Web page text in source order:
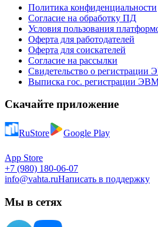
Политика конфиденциальности
Согласие на обработку ПД
Условия пользования
Оферта для работодателей
Оферта для соискателей
Согласие на рассылки
Свидетельство о регистрации
Выписка гос. регистрации
Скачайте приложение
RuStore Google Play
App Store
+7 (980) 180-06-07
info@vahta.ruНаписать в поддержку
Мы в сетях